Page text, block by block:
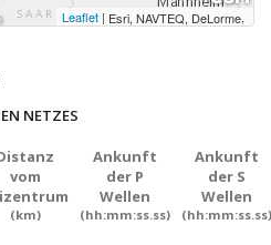
Leaflet | Esri, NAVTEQ, DeLorme,
NETZES
vom
(km)
Ankunft
der P
Wellen
(hh:mm:ss.ss)
Ankunft
der S
Wellen
(hh:mm:ss.ss)